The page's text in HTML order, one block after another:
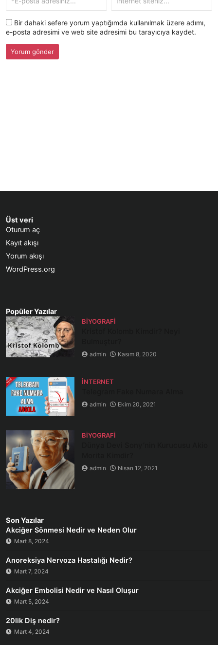
Bir dahaki sefere yorum yaptığımda kullanılmak üzere adımı,
e-posta adresimi ve web site adresimi bu tarayıcıya kaydet.
Üst veri
Oturum aç
Kayıt akışı
Yorum akışı
WordPress.org
Popüler Yazılar
BIYOGRAFI
admin Kasım 8, 2020
İNTERNET
admin Ekim 20, 2021
BIYOGRAFI
admin Nisan 12, 2021
Son Yazılar
Akciğer Sönmesi Nedir ve Neden Olur
Mart 8, 2024
Anoreksiya Nervoza Hastalığı Nedir?
Mart 7, 2024
Akciğer Embolisi Nedir ve Nasıl Oluşur
Mart 5, 2024
20lik Diş nedir?
Mart 4, 2024